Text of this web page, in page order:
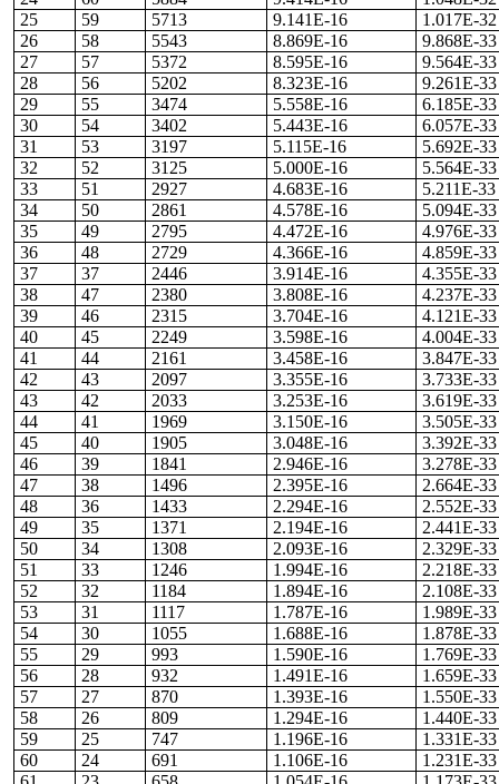
25
59 5713 9.141E-16
1.017E-32
26
58 5543 8.869E-16
9.868E-33
27
57 5372 8.595E-16
9.564E-33
28
56 5202 8.323E-16
9.261E-33
29
55 3474 5.558E-16
6.185E-33
30
54 3402 5.443E-16
6.057E-33
31
53 3197 5.115E-16
5.692E-33
32
52 3125 5.000E-16
5.564E-33
33
51 2927 4.683E-16
5.211E-33
34
50 2861 4.578E-16
5.094E-33
35
49 2795 4.472E-16
4.976E-33
36
48 2729 4.366E-16
4.859E-33
37
37 2446 3.914E-16
4.355E-33
38
47 2380 3.808E-16
4.237E-33
39
46 2315 3.704E-16
4.121E-33
40
45 2249 3.598E-16
4.004E-33
41
44 2161 3.458E-16
3.847E-33
42
43 2097 3.355E-16
3.733E-33
43
42 2033 3.253E-16
3.619E-33
44
41 1969 3.150E-16
3.505E-33
45
40 1905 3.048E-16
3.392E-33
46
39 1841 2.946E-16
3.278E-33
47
38 1496 2.395E-16
2.664E-33
48
36 1433 2.294E-16
2.552E-33
49
35 1371 2.194E-16
2.441E-33
50
34 1308 2.093E-16
2.329E-33
51
33 1246 1.994E-16
2.218E-33
52
32 1184 1.894E-16
2.108E-33
53
31 1117 1.787E-16
1.989E-33
54
30 1055 1.688E-16
1.878E-33
55
29 993 1.590E-16
1.769E-33
56
28 932 1.491E-16
1.659E-33
57
27 870 1.393E-16
1.550E-33
58
26 809 1.294E-16
1.440E-33
59
25 747 1.196E-16
1.331E-33
60
24 691 1.106E-16
1.231E-33